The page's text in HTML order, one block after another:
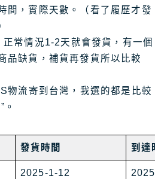
間，實際天數。（看了履歷才發
常情況1-2天就會發貨，有一個
品缺貨，補貨再發貨所以比較
物流寄到台灣，我選的都是比較
發貨時間 到達時
2025-1-12
2025-